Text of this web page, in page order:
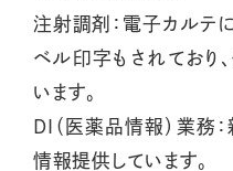
注射調剤：電子カルテ
ベル印字もされており
います。
DI（医薬品情報）業務
情報提供しています。